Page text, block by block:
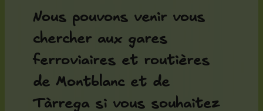
Nous pouvons venir vous
chercher aux gares
ferroviaires et routières
de Montblanc et de
Tàrrega si vous souhaitez